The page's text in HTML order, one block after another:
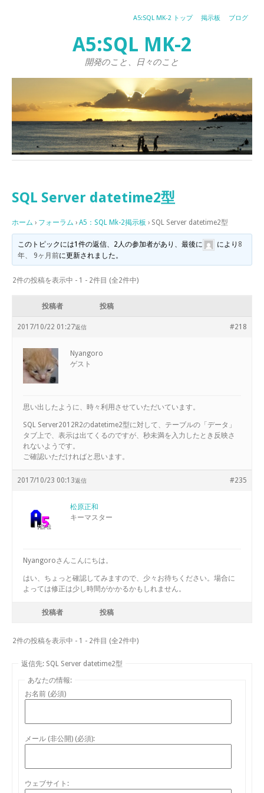
A5:SQL MK-2 トップ 掲示板 ブログ
A5:SQL MK-2
開発のこと、日々のこと
SQL Server datetime2型
ホーム › フォーラム › A5：SQL Mk-2掲示板 › SQL Server datetime2型
このトピックには1件の返信、2人の参加者があり、最後に により 8
年、 9ヶ月前に更新されました。
2件の投稿を表示中 - 1 - 2件目 (全2件中)
投稿者 投稿
2017/10/22 01:27 #218
返信
Nyangoro
ゲスト
思い出したように、時々利用させていただいています。
SQL Server2012R2のdatetime2型に対して、テーブルの「データ」
タブ上で、表示は出てくるのですが、秒未満を入力したとき反映さ
れないようです。
ご確認いただければと思います。
2017/10/23 00:13 #235
返信
松原正和
キーマスター
Nyangoroさんこんにちは。
はい、ちょっと確認してみますので、少々お待ちください。場合に
よっては修正は少し時間がかかるかもしれません。
投稿者 投稿
2件の投稿を表示中 - 1 - 2件目 (全2件中)
返信先: SQL Server datetime2型
あなたの情報:
お名前 (必須)
メール (非公開) (必須):
ウェブサイト: